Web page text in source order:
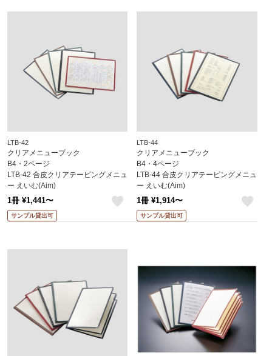
LTB-42
クリアメニューブック
B4・2ページ
LTB-42 合皮クリアテーピングメニュ
ー えいむ(Aim)
1冊 ¥1,441〜
サンプル貸出可
LTB-44
クリアメニューブック
B4・4ページ
LTB-44 合皮クリアテーピングメニュ
ー えいむ(Aim)
1冊 ¥1,914〜
サンプル貸出可